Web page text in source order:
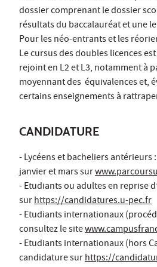
dossier comprenant le dossier
résultats du baccalauréat et une
Pour les néo-entrants et les
Le cursus des doubles licences
rejoint en L2 et L3, notamment à
moyennant des équivalences et,
certains enseignements à
CANDIDATURE
- Lycéens et bacheliers
janvier et mars sur
- Etudiants ou adultes en reprise
surhttps://candidatures.u-pec.fr
- Etudiants internationaux
consultez le site
- Etudiants internationaux (hors
candidature surhttps://